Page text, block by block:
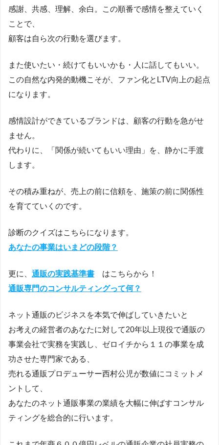
感謝、共感、理解、余白。この順番で感情を整えていく
ことで、
顧客は自ら次の行動を選びます。
また使いたい・続けてもいいかも・人に話してもいい。
この自然な内発的動機こそが、ファン化とLTV向上の起点
になります。
感情設計ができているブランドは、顧客の行動を急がせ
ません。
代わりに、「関係が続いてもいい理由」を、静かに手渡
します。
その積み重ねが、売上の前に信頼を、施策の前に関係性
を育てていくのです。
診断のクイズはこちらになります。
あなたの事業はいまどの段階？
更に、 通販の実践基準書 はこちらから！
通販専門のコンサルティングって何？
ネット通販のビジネスを本気で伸ばしていきたいと
お考えの経営者のあなたに対して20年以上現役で通販の
事業会社で実務を実践し、ゼロイチから１１の事業を成
功させた専門家である、
売れる通販プロデューサー西村公児が数値にコミットメ
ントして、
あなたのネット通販事業の業績を大幅に伸ばすコンサル
ティングを総合的に行います。